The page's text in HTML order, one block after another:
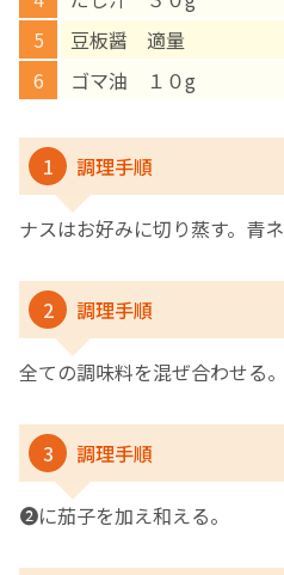
豆板醤 適量
ゴマ油 １０g
1 調理手順
ナスはお好みに切り蒸す。青
2 調理手順
全ての調味料を混ぜ合わせる。
3 調理手順
❷に茄子を加え和える。